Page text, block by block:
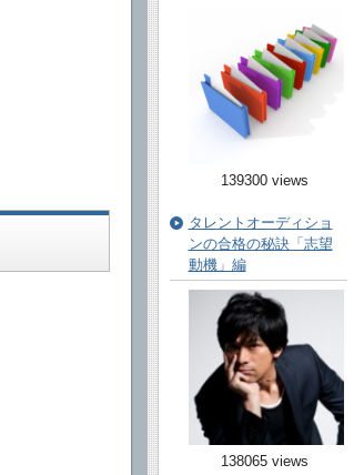
139300 views
タレントオーディショ
ンの合格の秘訣「志望
動機」編
138065 views